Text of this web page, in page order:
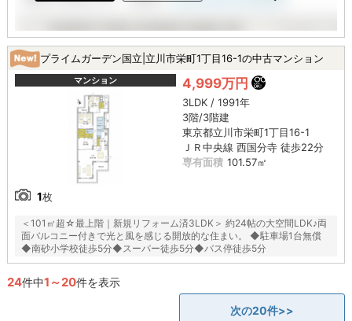
プライムガーデン国立|立川市栄町1丁目16-1の中古マンション
マンション
1枚
4,999万円
3LDK / 1991年
3階/3階建
東京都立川市栄町1丁目16-1
ＪＲ中央線 西国分寺 徒歩22分
専有面積 101.57㎡
＜101㎡超☆最上階｜新規リフォーム済3LDK＞ 約24帖の大空間LDK♪両
面バルコニー付きで光と風を感じる開放的な住まい。 ◆駐車場1台無償
◆南砂小学校徒歩5分◆スーパー徒歩5分◆バス停徒歩5分
24件中1～20件を表示
次の20件>>